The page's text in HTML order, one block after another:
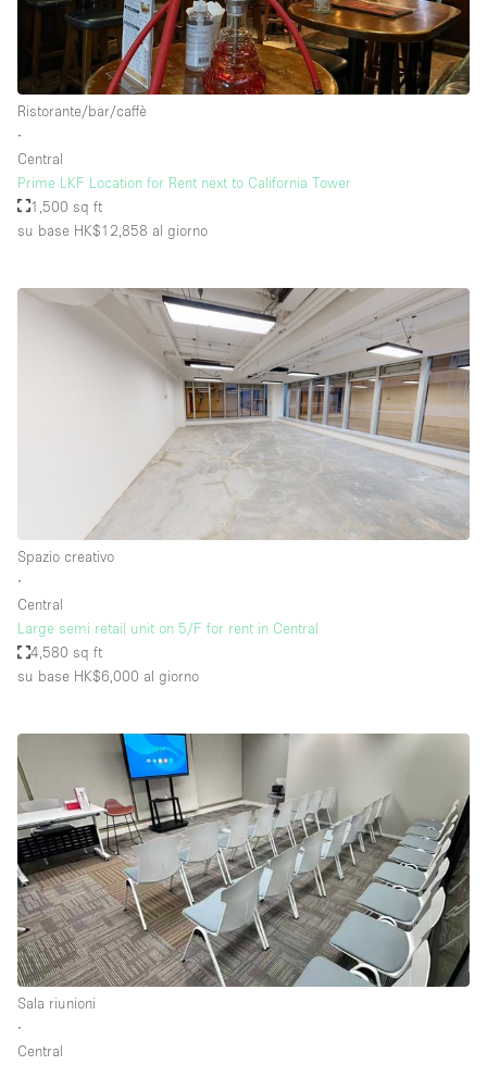
Ristorante/bar/caffè
∙
Central
Prime LKF Location for Rent next to California Tower
1,500 sq ft
su base HK$12,858 al giorno
Spazio creativo
∙
Central
Large semi retail unit on 5/F for rent in Central
4,580 sq ft
su base HK$6,000 al giorno
Sala riunioni
∙
Central